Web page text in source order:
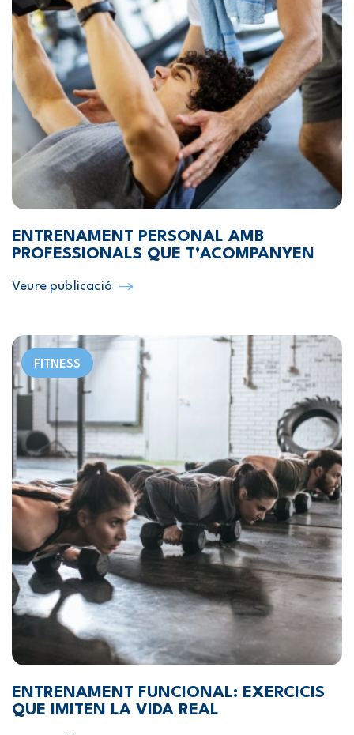
ENTRENAMENT PERSONAL AMB
PROFESSIONALS QUE T’ACOMPANYEN
Veure publicació
FITNESS
ENTRENAMENT FUNCIONAL: EXERCICIS
QUE IMITEN LA VIDA REAL